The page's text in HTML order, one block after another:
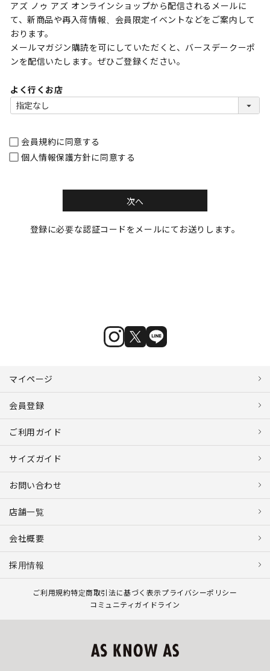
須
)
アズ ノゥ アズ オンラインショップから配信されるメールに
て、新商品や再入荷情報、会員限定イベントなどをご案内して
おります。
メールマガジン購読を可にしていただくと、バースデークーポ
ンを配信いたします。ぜひご登録ください。
よく行くお店
会員規約に同意する
個人情報保護方針に同意する
次へ
登録に必要な認証コードをメールにてお送りします。
マイページ
会員登録
ご利用ガイド
サイズガイド
お問い合わせ
店舗一覧
会社概要
採用情報
ご利用規約特定商取引法に基づく表示プライバシーポリシー
コミュニティガイドライン